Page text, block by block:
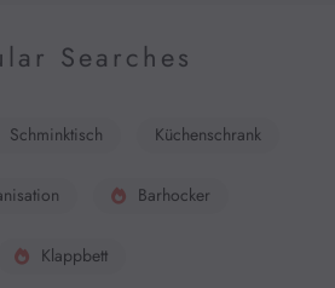
Searches
Schminktisch Küchenschrank
Barhocker
Klappbett